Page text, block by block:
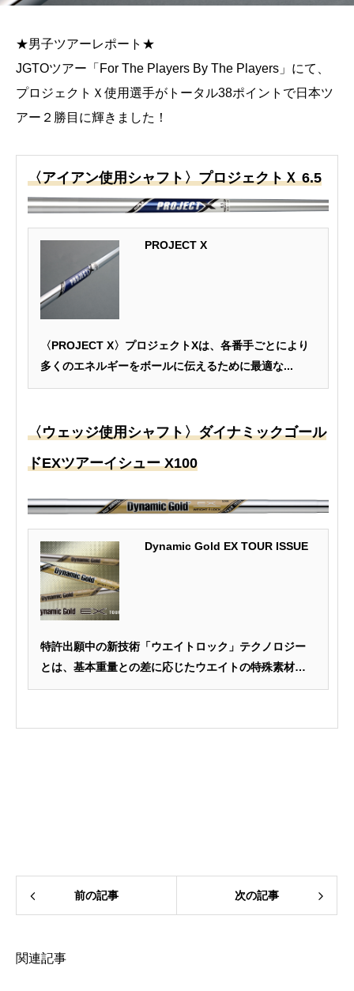
★男子ツアーレポート★
JGTOツアー「For The Players By The Players」にて、
プロジェクトＸ使用選手がトータル38ポイントで日本ツ
アー２勝目に輝きました！
〈アイアン使用シャフト〉プロジェクトＸ 6.5
PROJECT X
〈PROJECT X〉プロジェクトXは、各番手ごとにより
多くのエネルギーをボールに伝えるために最適な...
〈ウェッジ使用シャフト〉ダイナミックゴール
ドEXツアーイシュー X100
Dynamic Gold EX TOUR ISSUE
特許出願中の新技術「ウエイトロック」テクノロジー
とは、基本重量との差に応じたウエイトの特殊素材を
シャ...
前の記事 次の記事
関連記事